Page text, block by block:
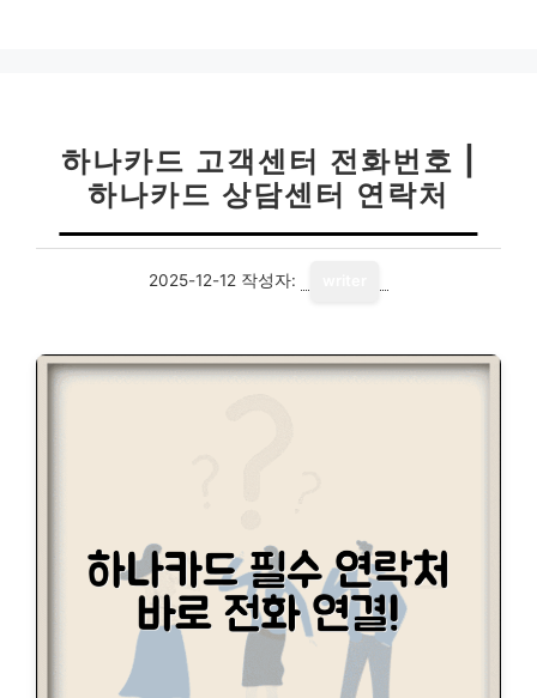
하나카드 고객센터 전화번호 |
하나카드 상담센터 연락처
2025-12-12 작성자: